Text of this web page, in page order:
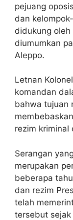
pejuang
dan
didukung oleh
diumumkan
Aleppo.
Letnan
komandan
bahwa tujuan
rezim kriminal
Serangan
merupakan
beberapa
dan rezim
telah
tersebut